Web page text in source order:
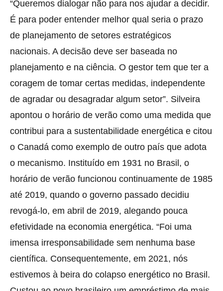
“Queremos dialogar não para nos ajudar a decidir.
É para poder entender melhor qual seria o prazo
de planejamento de setores estratégicos
nacionais. A decisão deve ser baseada no
planejamento e na ciência. O gestor tem que ter a
coragem de tomar certas medidas, independente
de agradar ou desagradar algum setor”. Silveira
apontou o horário de verão como uma medida que
contribui para a sustentabilidade energética e citou
o Canadá como exemplo de outro país que adota
o mecanismo. Instituído em 1931 no Brasil, o
horário de verão funcionou continuamente de 1985
até 2019, quando o governo passado decidiu
revogá-lo, em abril de 2019, alegando pouca
efetividade na economia energética. “Foi uma
imensa irresponsabilidade sem nenhuma base
científica. Consequentemente, em 2021, nós
estivemos à beira do colapso energético no Brasil.